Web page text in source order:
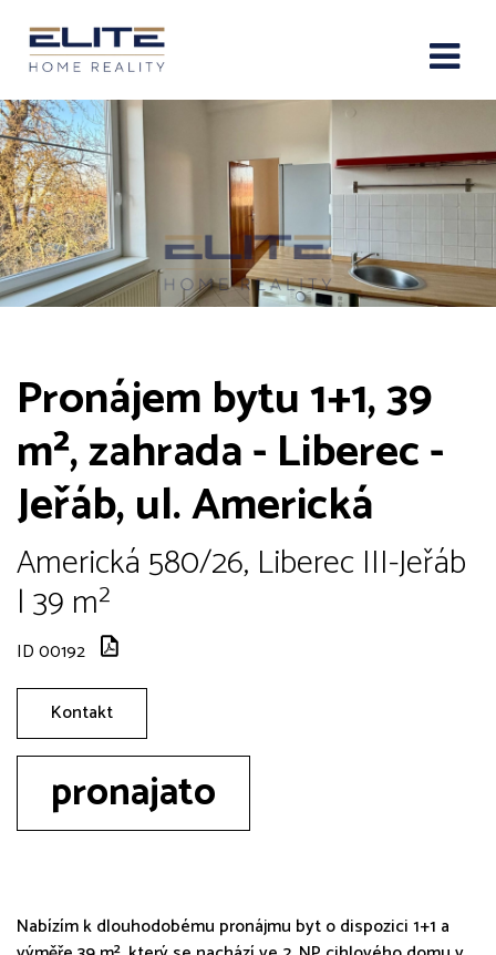
Pronájem bytu 1+1, 39
m², zahrada - Liberec -
Jeřáb, ul. Americká
Americká 580/26, Liberec III-Jeřáb
| 39 m²
ID 00192
Kontakt
pronajato
Nabízím k dlouhodobému pronájmu byt o dispozici 1+1 a